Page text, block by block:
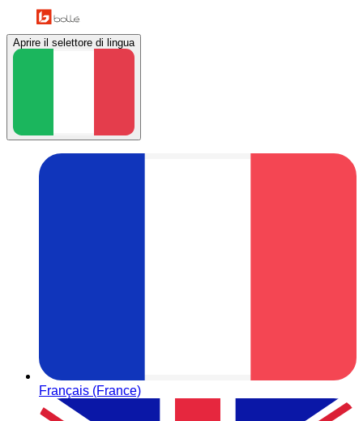
Aprire il selettore di lingua
Français (France)